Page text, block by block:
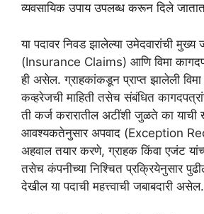
व्यवसायिक उपाय उपलब्ध करून दिले
या पदावर निवड झालेल्या उमेदवारांची मुख्य
(Insurance Claims) आणि विमा
ही असेल. ग्राहकांकडून प्राप्त झालेली
कव्हरेजची माहिती तसेच संबंधित
ती कर्ज करारातील अटींशी जुळते का याची
आवश्यकतेनुसार अपवाद (Exception
अहवाल तयार करणे, ग्राहक किंवा एजंट
तसेच कंपनीच्या निश्चित प्रक्रियेनुसार
देखील या पदाची महत्त्वाची जबाबदारी असेल.